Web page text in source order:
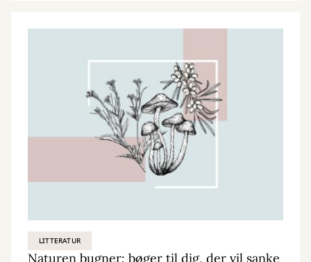
LITTERATUR
Naturen bugner: bøger til dig, der vil sanke